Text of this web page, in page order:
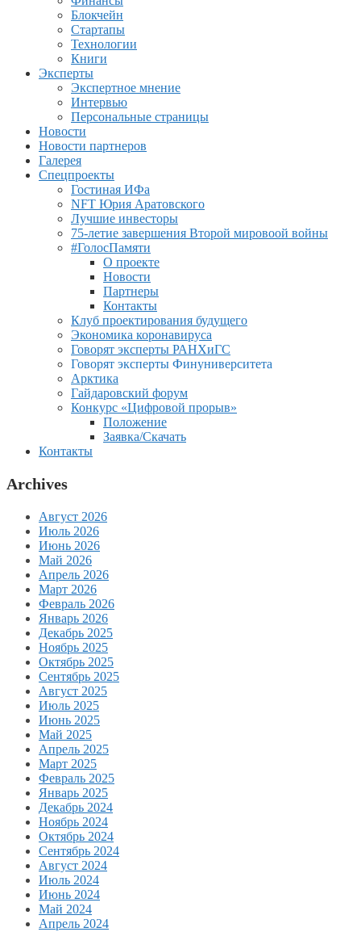
Блокчейн
Стартапы
Технологии
Книги
Эксперты
Экспертное мнение
Интервью
Персональные страницы
Новости
Новости партнеров
Галерея
Спецпроекты
Гостиная ИФа
NFT Юрия Аратовского
Лучшие инвесторы
75-летие завершения Второй мировоой войны
#ГолосПамяти
О проекте
Новости
Партнеры
Контакты
Клуб проектирования будущего
Экономика коронавируса
Говорят эксперты РАНХиГС
Говорят эксперты Финуниверситета
Арктика
Гайдаровский форум
Конкурс «Цифровой прорыв»
Положение
Заявка/Скачать
Контакты
Archives
Август 2026
Июль 2026
Июнь 2026
Май 2026
Апрель 2026
Март 2026
Февраль 2026
Январь 2026
Декабрь 2025
Ноябрь 2025
Октябрь 2025
Сентябрь 2025
Август 2025
Июль 2025
Июнь 2025
Май 2025
Апрель 2025
Март 2025
Февраль 2025
Январь 2025
Декабрь 2024
Ноябрь 2024
Октябрь 2024
Сентябрь 2024
Август 2024
Июль 2024
Июнь 2024
Май 2024
Апрель 2024